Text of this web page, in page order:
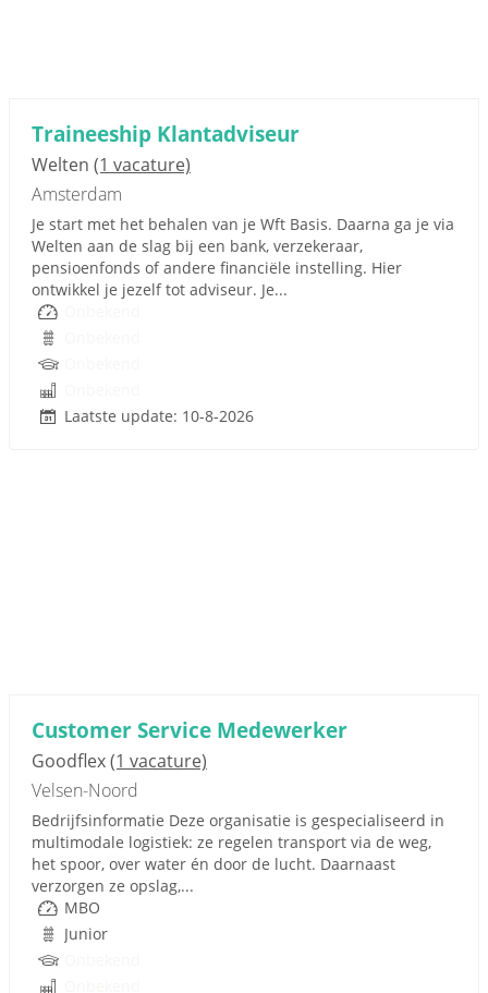
Traineeship Klantadviseur
Welten (1 vacature)
Amsterdam
Je start met het behalen van je Wft Basis. Daarna ga je via
Welten aan de slag bij een bank, verzekeraar,
pensioenfonds of andere financiële instelling. Hier
ontwikkel je jezelf tot adviseur. Je...
Laatste update: 10-8-2026
Customer Service Medewerker
Goodflex(1 vacature)
Velsen-Noord
Bedrijfsinformatie Deze organisatie is gespecialiseerd in
multimodale logistiek: ze regelen transport via de weg,
het spoor, over water én door de lucht. Daarnaast
verzorgen ze opslag,...
MBO
Junior